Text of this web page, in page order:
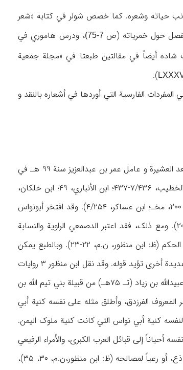
حیاته وشعره. کما خصص شولر في کتابه «شعر
حول خمریاته (ص
، ودرس هاموري في
أیضاً في مقالتین طبعتا في «مجلة جمعیة
).
الفارسیة التي أوردها في أشعاره بالنقد و
ذکرت غالبیة المصادر القدیمة أن جده صَباح (رَباح) من موالي الجراح بن عبدالله الحَکَمي (من قبیلة الحکیم بن سعد العشیرة و عامل عمر بن عبدالعزیز سنة ۹۹ هـ في
...، ۲/۶۸۰؛ الخطیب، ۷/۴۳۶-۴۳۷؛ ابن الأنباري، ۴۹؛ ابن خلکان،
...، ۳/۱۵۶؛ الوشاء، ۱۶۷، ۲۰۰، مخـ؛ ابن عساکر، ۴/۲۵۴). وقد افتخر أبونواس
نفسه لمرات عدیدة في أشعاره بقبیلة قحطان، وهجا العرب الشمالیین (العدنانیین) (۲/۱-۲۰؛ ابن المعتز، ۱۹۵-۲۰۱). ومع ذلک، فقد اعتبر الدصمعي الراویة والنسابة
المعروف المعاصر له، نسبه الولائي لقبائل الیمن مختلقاً، فقال: عدّ أبونواس کذباً أصله من موالي قبیلتي الحاء و الحکم (ظ: ابن منظور، ن.م، ۲۲-۲۳). وبالطبع یمکن
اعتبار قول الأصمعي هذا مغرضاً، مصدره الاختلافات بینه و بین أبي نواس (ظ: تتمة المقالة)، إلا أن هناک روایات عدیدة أخری تؤید قوله. وقد نقل ابن منظور ۳ روایات
علی الأقل (ن.م، ۲۴-۲۹)، ومضمونها: أن کنیة أبي نواس کانت في البدء أبا علي، وأنه کان یعتبر نفسه من أحفاد عبیدالله بن زیاد (تـ ۷۵هـ) من قبیلة بني تیم الله بن
المعروف الفرزدق، وأطلق مثله علی نفسه کنیة أبي
کنیة أبي نواس التي کانت کنیة ملوک الیمن.
إلی قبائل العرب الکبری، والأمراء الرفیعي
النسب، أو الأکاسرة، شأنه في ذلک شأن الکثیر من الشعراءالمغمورین المعاصرین له، هرباً من هجو المنافسین اللاذع، أو رعیاً لمصالحه (ظ: ابن منظور،ن.م، ۳۰، ۳۵)،